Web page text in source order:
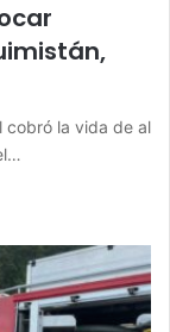
cobró la vida de al